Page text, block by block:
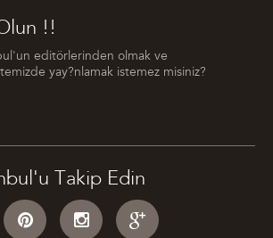
!!
editörlerinden olmak ve
yay?nlamak istemez misiniz?
Takip Edin